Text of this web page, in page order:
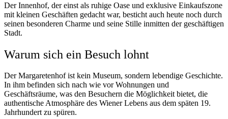
Der Innenhof, der einst als ruhige Oase und exklusive Einkaufszone
mit kleinen Geschäften gedacht war, besticht auch heute noch durch
seinen besonderen Charme und seine Stille inmitten der geschäftigen
Stadt.
Warum sich ein Besuch lohnt
Der Margaretenhof ist kein Museum, sondern lebendige Geschichte.
In ihm befinden sich nach wie vor Wohnungen und
Geschäftsräume, was den Besuchern die Möglichkeit bietet, die
authentische Atmosphäre des Wiener Lebens aus dem späten 19.
Jahrhundert zu spüren.